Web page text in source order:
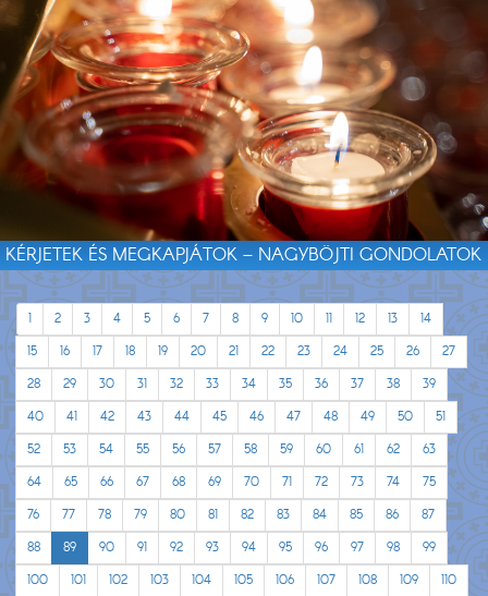
KÉRJETEK ÉS MEGKAPJÁTOK – NAGYBÖJTI GONDOLATOK
1 2 3 4 5 6 7 8 9 10 11 12 13
14
15
16 17 18 19 20 21 22 23 24 25 26
27
28
29 30 31 32 33 34 35 36 37 38
39
40
41 42 43 44 45 46 47 48 49 50
51
52
53 54 55 56 57 58 59 60 61 62
63
64
65 66 67 68 69 70 71 72 73 74
75
76
77 78 79 80 81 82 83 84 85 86
87
88
89 90 91 92 93 94 95 96 97 98
99
100
101 102 103 104 105 106 107 108 109
110